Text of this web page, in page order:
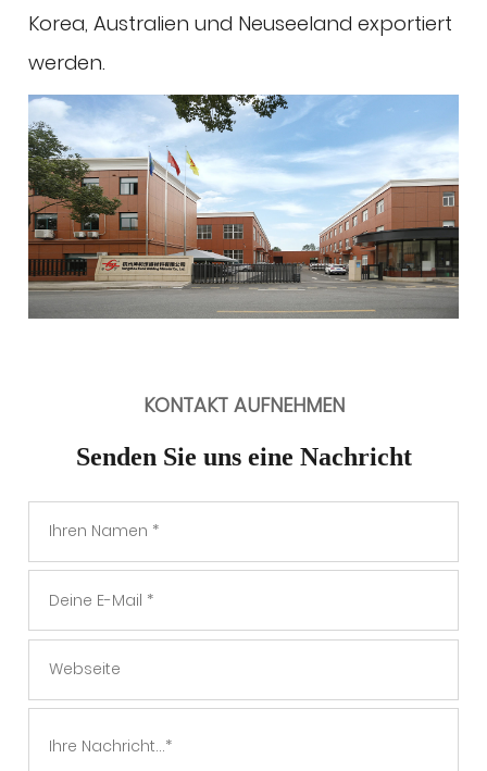
Korea, Australien und Neuseeland exportiert
werden.
KONTAKT AUFNEHMEN
Senden Sie uns eine Nachricht